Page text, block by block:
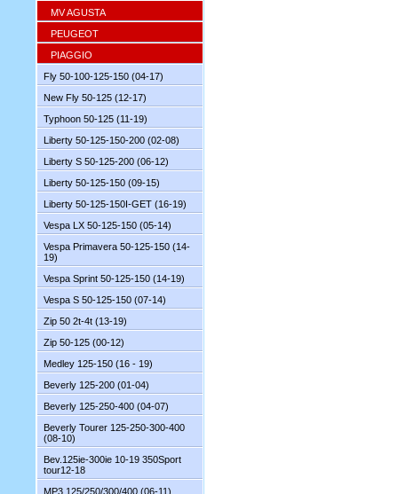
MV AGUSTA
PEUGEOT
PIAGGIO
Fly 50-100-125-150 (04-17)
New Fly 50-125 (12-17)
Typhoon 50-125 (11-19)
Liberty 50-125-150-200 (02-08)
Liberty S 50-125-200 (06-12)
Liberty 50-125-150 (09-15)
Liberty 50-125-150I-GET (16-19)
Vespa LX 50-125-150 (05-14)
Vespa Primavera 50-125-150 (14-
19)
Vespa Sprint 50-125-150 (14-19)
Vespa S 50-125-150 (07-14)
Zip 50 2t-4t (13-19)
Zip 50-125 (00-12)
Medley 125-150 (16 - 19)
Beverly 125-200 (01-04)
Beverly 125-250-400 (04-07)
Beverly Tourer 125-250-300-400
(08-10)
Bev.125ie-300ie 10-19 350Sport
tour12-18
MP3 125/250/300/400 (06-11)